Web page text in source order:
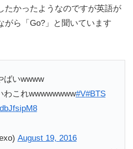
たかったようなのですが英語が
がら「Go?」と聞いています
ばいwwww
わこれwwwwwwww#V#BTS
August 19, 2016